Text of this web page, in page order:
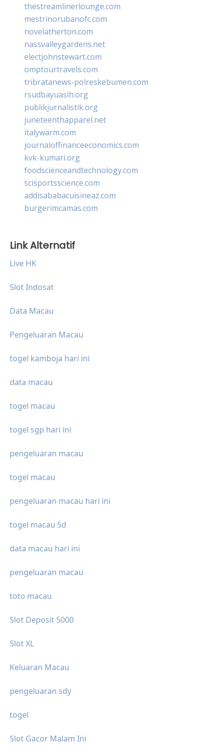
thestreamlinerlounge.com
mestrinorubanofc.com
novelatherton.com
nassvalleygardens.net
electjohnstewart.com
omptourtravels.com
tribratanews-polreskebumen.com
rsudbayuasih.org
publikjurnalistik.org
juneteenthapparel.net
italywarm.com
journaloffinanceeconomics.com
kvk-kumari.org
foodscienceandtechnology.com
scisportsscience.com
addisababacuisineaz.com
burgerimcamas.com
Link Alternatif
Live HK
Slot Indosat
Data Macau
Pengeluaran Macau
togel kamboja hari ini
data macau
togel macau
togel sgp hari ini
pengeluaran macau
togel macau
pengeluaran macau hari ini
togel macau 5d
data macau hari ini
pengeluaran macau
toto macau
Slot Deposit 5000
Slot XL
Keluaran Macau
pengeluaran sdy
togel
Slot Gacor Malam Ini